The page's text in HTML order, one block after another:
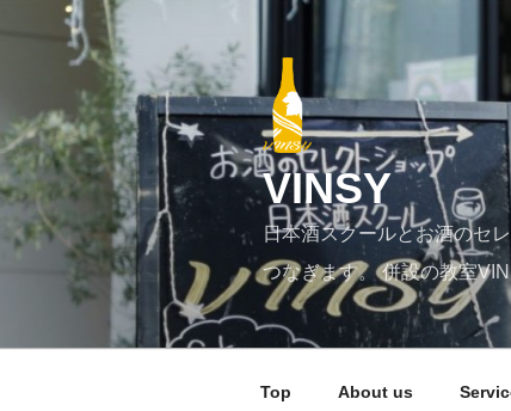
ツ
へ
ス
ッ
VINSY
日本酒スクールとお酒のセ
つなぎます。 併設の教室
Top About us